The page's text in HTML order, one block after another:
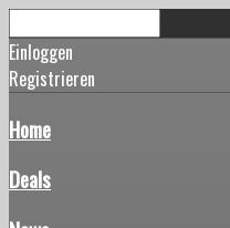
Einloggen
Registrieren
Home
Deals